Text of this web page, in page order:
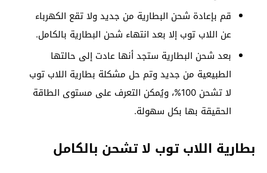
قم بإعادة شحن البطارية من جديد ولا تقع الكهرباء
عن اللاب توب إلا بعد انتهاء شحن البطارية بالكامل.
بعد شحن البطارية ستجد أنها عادت إلى حالتها
الطبيعية من جديد وتم حل مشكلة بطارية اللاب توب
لا تشحن 100%، ويُمكن التعرف على مستوى الطاقة
الحقيقة بها بكل سهولة.
بطارية اللاب توب لا تشحن بالكامل